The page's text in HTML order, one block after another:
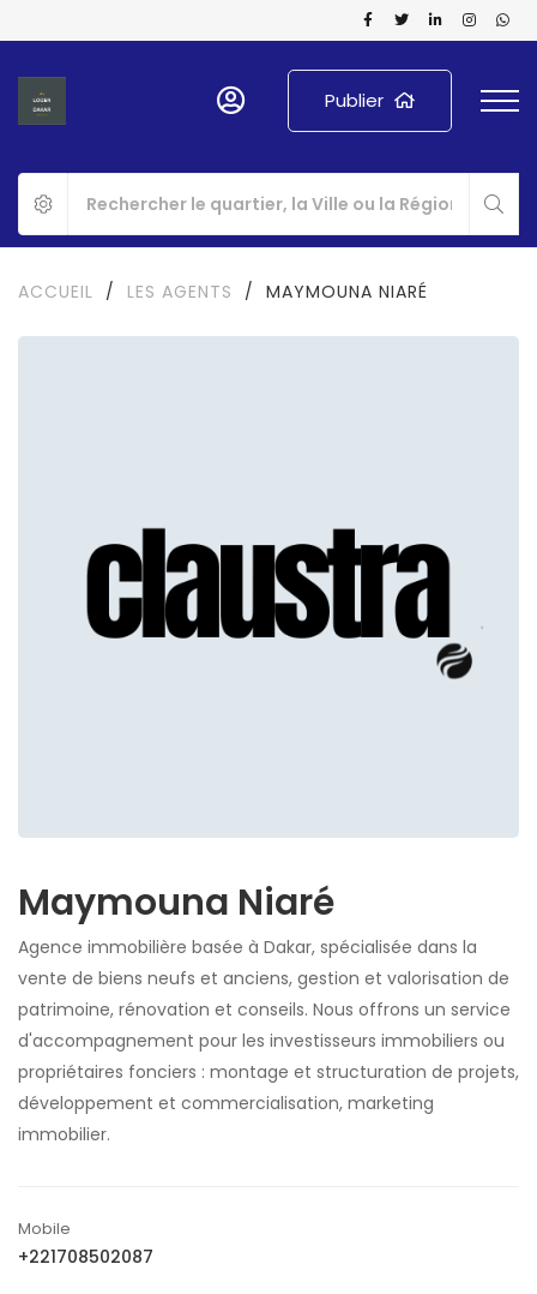
Publier
ACCUEIL / LES AGENTS / MAYMOUNA NIARÉ
Maymouna Niaré
Agence immobilière basée à Dakar, spécialisée dans la
vente de biens neufs et anciens, gestion et valorisation de
patrimoine, rénovation et conseils. Nous offrons un service
d'accompagnement pour les investisseurs immobiliers ou
propriétaires fonciers : montage et structuration de projets,
développement et commercialisation, marketing
immobilier.
Mobile
+221708502087